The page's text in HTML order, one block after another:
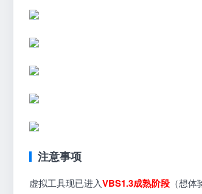
注意事项
虚拟工具现已进入VBS1.3成熟阶段 （想